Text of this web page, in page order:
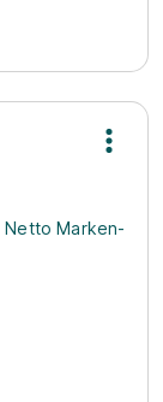
Netto Marken-